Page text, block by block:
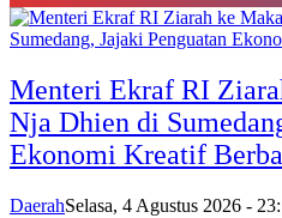
Menteri Ekraf RI
Nja Dhien di
Ekonomi Kreatif
DaerahSelasa, 4 Agustus 2026 -